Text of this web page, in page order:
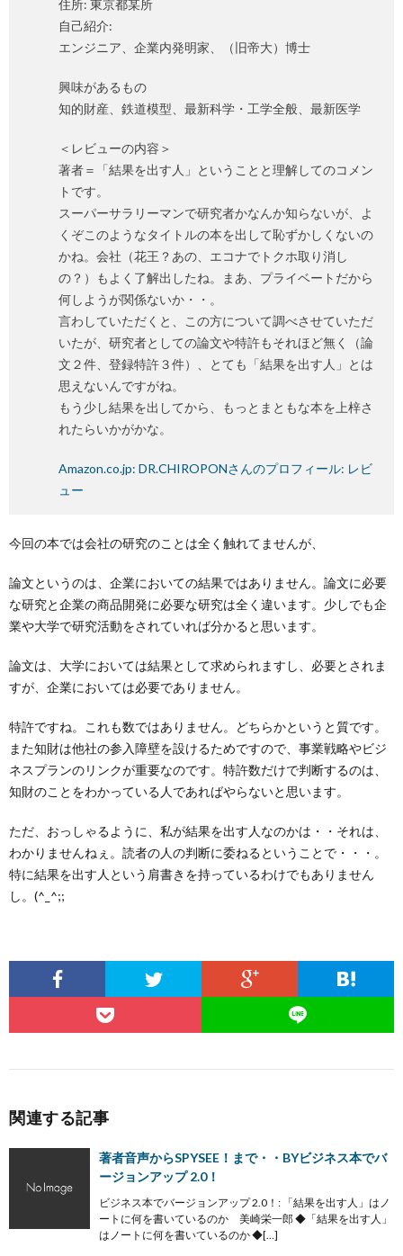
住所: 東京都某所
自己紹介:
エンジニア、企業内発明家、（旧帝大）博士
興味があるもの
知的財産、鉄道模型、最新科学・工学全般、最新医学
＜レビューの内容＞
著者＝「結果を出す人」ということと理解してのコメン
トです。
スーパーサラリーマンで研究者かなんか知らないが、よ
くぞこのようなタイトルの本を出して恥ずかしくないの
かね。会社（花王？あの、エコナでトクホ取り消し
の？）もよく了解出したね。まあ、プライベートだから
何しようが関係ないか・・。
言わしていただくと、この方について調べさせていただ
いたが、研究者としての論文や特許もそれほど無く（論
文２件、登録特許３件）、とても「結果を出す人」とは
思えないんですがね。
もう少し結果を出してから、もっとまともな本を上梓さ
れたらいかがかな。
Amazon.co.jp: DR.CHIROPONさんのプロフィール: レビ
ュー
今回の本では会社の研究のことは全く触れてませんが、
論文というのは、企業においての結果ではありません。論文に必要
な研究と企業の商品開発に必要な研究は全く違います。少しでも企
業や大学で研究活動をされていれば分かると思います。
論文は、大学においては結果として求められますし、必要とされま
すが、企業においては必要でありません。
特許ですね。これも数ではありません。どちらかというと質です。
また知財は他社の参入障壁を設けるためですので、事業戦略やビジ
ネスプランのリンクが重要なのです。特許数だけで判断するのは、
知財のことをわかっている人であればやらないと思います。
ただ、おっしゃるように、私が結果を出す人なのかは・・それは、
わかりませんねぇ。読者の人の判断に委ねるということで・・・。
特に結果を出す人という肩書きを持っているわけでもありません
し。(^_^;;
関連する記事
著者音声からSPYSEE！まで・・BYビジネス本でバ
ージョンアップ 2.0！
ビジネス本でバージョンアップ 2.0！: 「結果を出す人」はノ
ートに何を書いているのか 美崎栄一郎 ◆「結果を出す人」
はノートに何を書いているのか ◆[…]